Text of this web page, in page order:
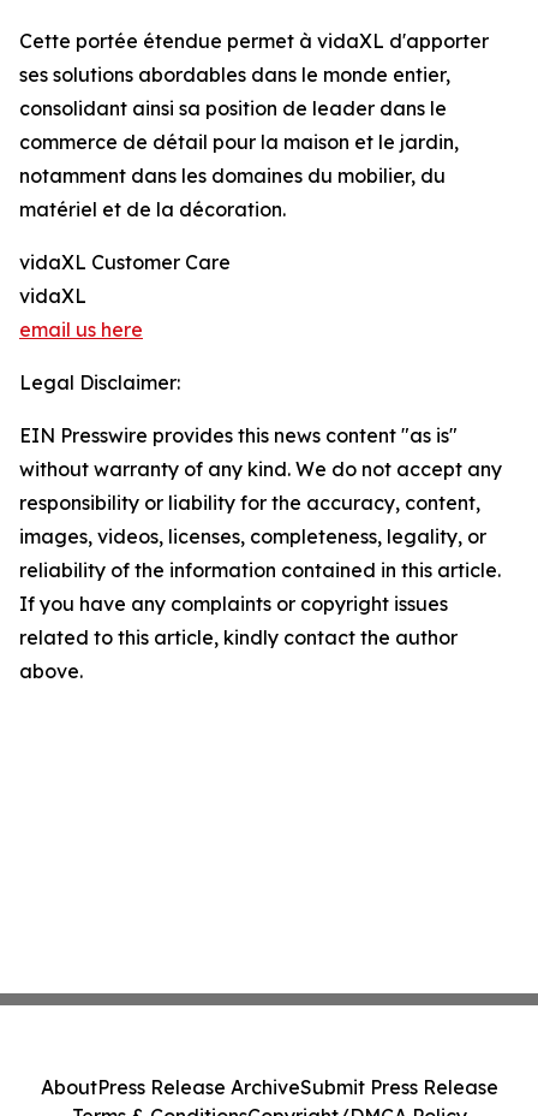
Cette portée étendue permet à vidaXL d'apporter
ses solutions abordables dans le monde entier,
consolidant ainsi sa position de leader dans le
commerce de détail pour la maison et le jardin,
notamment dans les domaines du mobilier, du
matériel et de la décoration.
vidaXL Customer Care
vidaXL
email us here
Legal Disclaimer:
EIN Presswire provides this news content "as is"
without warranty of any kind. We do not accept any
responsibility or liability for the accuracy, content,
images, videos, licenses, completeness, legality, or
reliability of the information contained in this article.
If you have any complaints or copyright issues
related to this article, kindly contact the author
above.
AboutPress Release ArchiveSubmit Press Release